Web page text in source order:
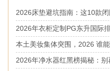
2026床垫避坑指南：这10款
2026年衣柜定制PG东升国际
本土美妆集体突围，2026 谁
2026年净水器红黑榜揭秘：别